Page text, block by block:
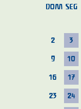
DOM SEG
2 3
9 10
16 17
23 24